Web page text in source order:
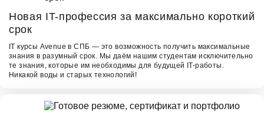
и презентаций. Наши преподаватели разработали портфель
«Первая ступень» специально для тех, кто никогда не
сталкивался с программированием/маркетингом/дизайном, но
очень хочет получить базовые знания и уверенно приступать к
обучению в группе!
Сертификат
«Avenue»‎ каждый студент получает сертификат об окончании
Новая IT-профессия за максимально короткий
срок
IT курсы Avenue в СПБ — это возможность получить максимальные
знания в разумный срок. Мы даём нашим студентам исключительно
те знания, которые им необходимы для будущей IT-работы.
Никакой воды и старых технологий!